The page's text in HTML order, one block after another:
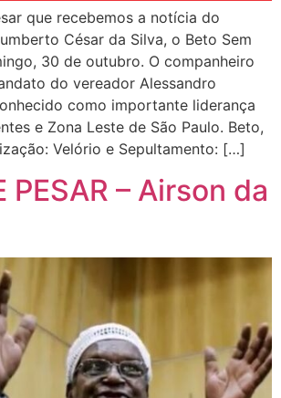
que recebemos a notícia do
César da Silva, o Beto Sem
30 de outubro. O companheiro
do vereador Alessandro
como importante liderança
e Zona Leste de São Paulo. Beto,
Velório e Sepultamento: […]
PESAR – Airson da